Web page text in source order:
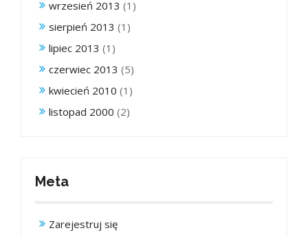
wrzesień 2013 (1)
sierpień 2013 (1)
lipiec 2013 (1)
czerwiec 2013 (5)
kwiecień 2010 (1)
listopad 2000 (2)
Meta
Zarejestruj się